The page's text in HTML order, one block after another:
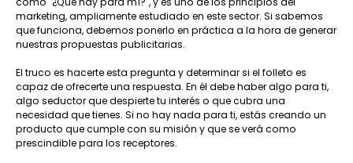
marketing, ampliamente estudiado en este sector. Si sabemos
que funciona, debemos ponerlo en práctica a la hora de generar
nuestras propuestas publicitarias.
El truco es hacerte esta pregunta y determinar si el folleto es
capaz de ofrecerte una respuesta. En él debe haber algo para ti,
algo seductor que despierte tu interés o que cubra una
necesidad que tienes. Si no hay nada para ti, estás creando un
producto que cumple con su misión y que se verá como
prescindible para los receptores.